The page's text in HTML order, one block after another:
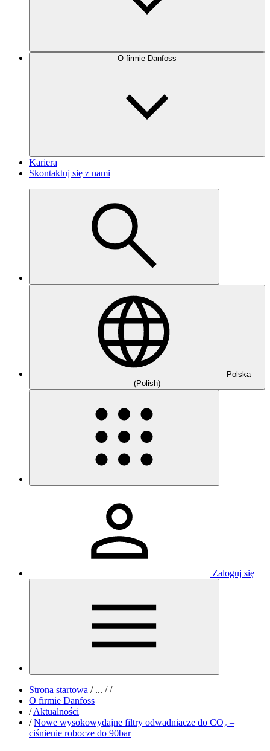
O firmie Danfoss
Kariera
Skontaktuj się z nami
Polska
(Polish)
Zaloguj się
Strona startowa /... / /
O firmie Danfoss
/ Aktualności
/ Nowe wysokowydajne filtry odwadniacze do CO₂ –
ciśnienie robocze do 90bar